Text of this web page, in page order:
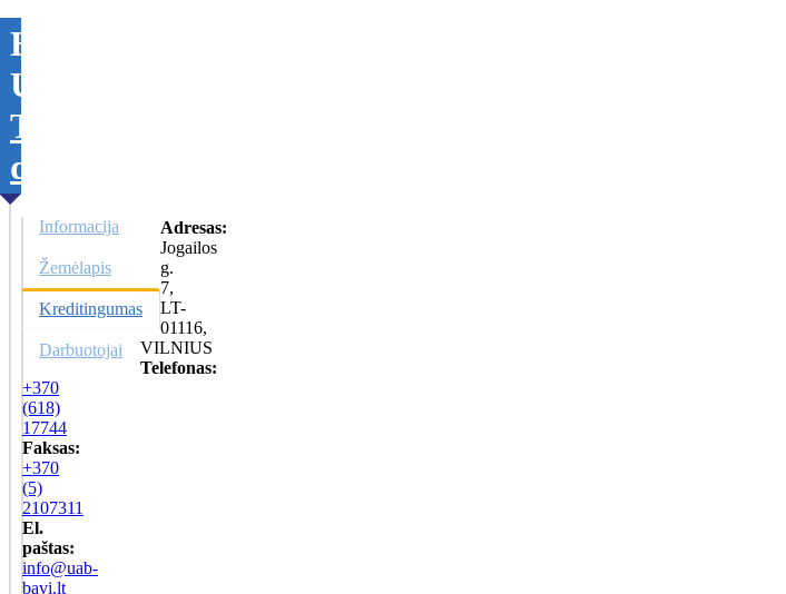
BAVI,
UAB
Tikslinti
duomenis
Informacija
Žemėlapis
Kreditingumas
Darbuotojai
Adresas:
Jogailos
g.
7,
LT-
01116,
VILNIUS
Telefonas:
+370
(618)
17744
Faksas:
+370
(5)
2107311
El.
paštas:
info@uab-
bavi.lt